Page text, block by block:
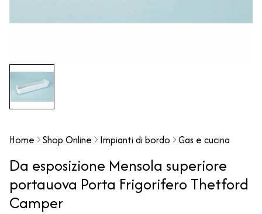
Home Shop Online Impianti di bordo Gas e cucina
Da esposizione Mensola superiore
portauova Porta Frigorifero Thetford
Camper